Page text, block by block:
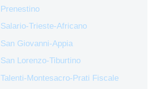
Prenestino
Salario-Trieste-Africano
San Giovanni-Appia
San Lorenzo-Tiburtino
Talenti-Montesacro-Prati Fiscale